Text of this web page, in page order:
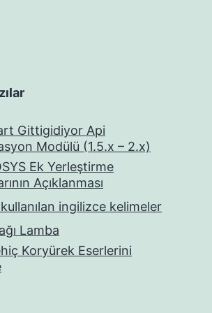
Gittigidiyor Api
Modülü (1.5.x – 2.x)
Ek Yerleştirme
Açıklanması
ingilizce kelimeler
Lamba
Koryürek Eserlerini